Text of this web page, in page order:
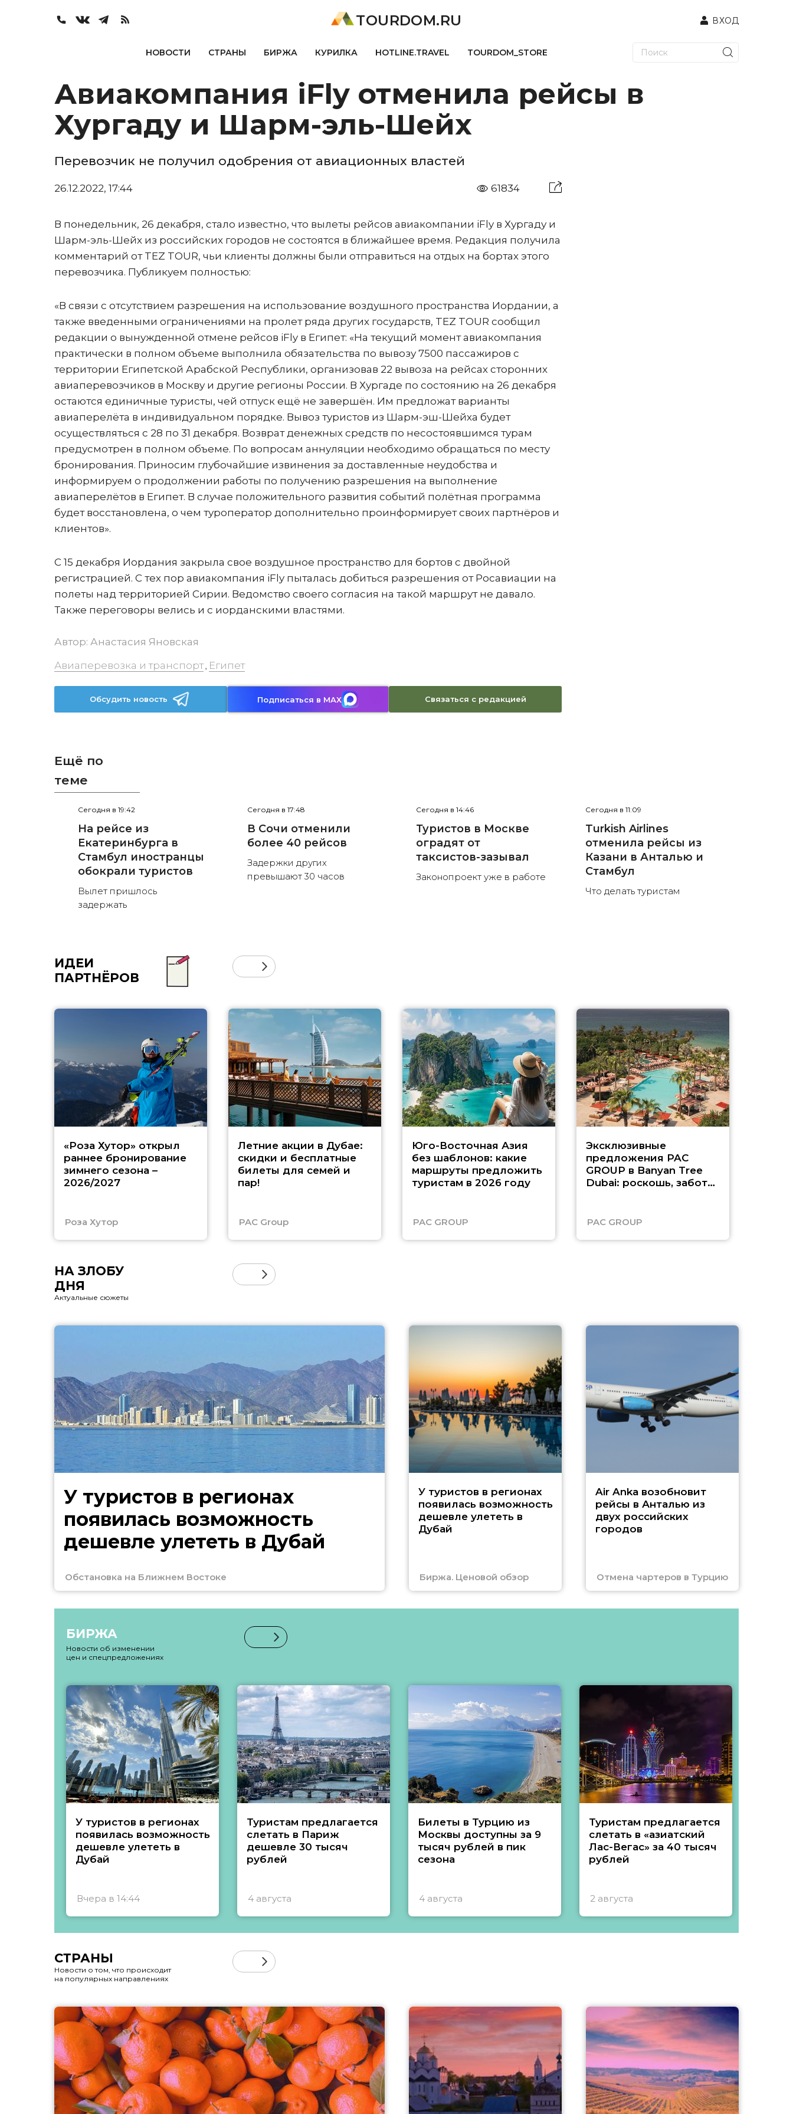
TOURDOM.RU ВХОД
НОВОСТИ СТРАНЫ БИРЖА КУРИЛКА HOTLINE.TRAVEL TOURDOM_STORE
Авиакомпания iFly отменила рейсы в
Хургаду и Шарм-эль-Шейх
Перевозчик не получил одобрения от авиационных властей
26.12.2022, 17:44 61834
В понедельник, 26 декабря, стало известно, что вылеты рейсов авиакомпании iFly в Хургаду и
Шарм-эль-Шейх из российских городов не состоятся в ближайшее время. Редакция получила
комментарий от TEZ TOUR, чьи клиенты должны были отправиться на отдых на бортах этого
перевозчика. Публикуем полностью:
«В связи с отсутствием разрешения на использование воздушного пространства Иордании, а
также введенными ограничениями на пролет ряда других государств, TEZ TOUR сообщил
редакции о вынужденной отмене рейсов iFly в Египет: «На текущий момент авиакомпания
практически в полном объеме выполнила обязательства по вывозу 7500 пассажиров с
территории Египетской Арабской Республики, организовав 22 вывоза на рейсах сторонних
авиаперевозчиков в Москву и другие регионы России. В Хургаде по состоянию на 26 декабря
остаются единичные туристы, чей отпуск ещё не завершён. Им предложат варианты
авиаперелёта в индивидуальном порядке. Вывоз туристов из Шарм-эш-Шейха будет
осуществляться с 28 по 31 декабря. Возврат денежных средств по несостоявшимся турам
предусмотрен в полном объеме. По вопросам аннуляции необходимо обращаться по месту
бронирования. Приносим глубочайшие извинения за доставленные неудобства и
информируем о продолжении работы по получению разрешения на выполнение
авиаперелётов в Египет. В случае положительного развития событий полётная программа
будет восстановлена, о чем туроператор дополнительно проинформирует своих партнёров и
клиентов».
С 15 декабря Иордания закрыла свое воздушное пространство для бортов с двойной
регистрацией. С тех пор авиакомпания iFly пыталась добиться разрешения от Росавиации на
полеты над территорией Сирии. Ведомство своего согласия на такой маршрут не давало.
Также переговоры велись и с иорданскими властями.
Автор: Анастасия Яновская
Авиаперевозка и транспорт, Египет
Обсудить новость Подписаться в MAX Связаться с редакцией
Ещё по
теме
Сегодня в 19:42
На рейсе из
Екатеринбурга в
Стамбул иностранцы
обокрали туристов
Вылет пришлось
задержать
Сегодня в 17:48
В Сочи отменили
более 40 рейсов
Задержки других
превышают 30 часов
Сегодня в 14:46
Туристов в Москве
оградят от
таксистов-зазывал
Законопроект уже в работе
Сегодня в 11:09
Turkish Airlines
отменила рейсы из
Казани в Анталью и
Стамбул
Что делать туристам
ИДЕИ
ПАРТНЁРОВ
«Роза Хутор» открыл
раннее бронирование
зимнего сезона –
2026/2027
Роза Хутор
Летние акции в Дубае:
скидки и бесплатные
билеты для семей и
пар!
PAC Group
Юго-Восточная Азия
без шаблонов: какие
маршруты предложить
туристам в 2026 году
PAC GROUP
Эксклюзивные
предложения PAC
GROUP в Banyan Tree
Dubai: роскошь, забота
PAC GROUP
НА ЗЛОБУ
ДНЯ
Актуальные сюжеты
У туристов в регионах
появилась возможность
дешевле улететь в Дубай
Обстановка на Ближнем Востоке
У туристов в регионах
появилась возможность
дешевле улететь в
Дубай
Биржа. Ценовой обзор
Air Anka возобновит
рейсы в Анталью из
двух российских
городов
Отмена чартеров в Турцию
БИРЖА
Новости об изменении
цен и спецпредложениях
У туристов в регионах
появилась возможность
дешевле улететь в
Дубай
Вчера в 14:44
Туристам предлагается
слетать в Париж
дешевле 30 тысяч
рублей
4 августа
Билеты в Турцию из
Москвы доступны за 9
тысяч рублей в пик
сезона
4 августа
Туристам предлагается
слетать в «азиатский
Лас-Вегас» за 40 тысяч
рублей
2 августа
СТРАНЫ
Новости о том, что происходит
на популярных направлениях